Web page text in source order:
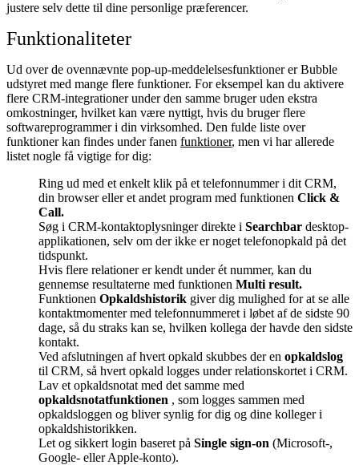
justere selv dette til dine personlige præferencer.
Funktionaliteter
Ud over de ovennævnte pop-up-meddelelsesfunktioner er Bubble
udstyret med mange flere funktioner. For eksempel kan du aktivere
flere CRM-integrationer under den samme bruger uden ekstra
omkostninger, hvilket kan være nyttigt, hvis du bruger flere
softwareprogrammer i din virksomhed. Den fulde liste over
funktioner kan findes under fanen funktioner, men vi har allerede
listet nogle få vigtige for dig:
Ring ud med et enkelt klik på et telefonnummer i dit CRM,
din browser eller et andet program med funktionen Click &
Call.
Søg i CRM-kontaktoplysninger direkte i Searchbar desktop-
applikationen, selv om der ikke er noget telefonopkald på det
tidspunkt.
Hvis flere relationer er kendt under ét nummer, kan du
gennemse resultaterne med funktionen Multi result.
Funktionen Opkaldshistorik giver dig mulighed for at se alle
kontaktmomenter med telefonnummeret i løbet af de sidste 90
dage, så du straks kan se, hvilken kollega der havde den sidste
kontakt.
Ved afslutningen af hvert opkald skubbes der en opkaldslog
til CRM, så hvert opkald logges under relationskortet i CRM.
Lav et opkaldsnotat med det samme med
opkaldsnotatfunktionen , som logges sammen med
opkaldsloggen og bliver synlig for dig og dine kolleger i
opkaldshistorikken.
Let og sikkert login baseret på Single sign-on (Microsoft-,
Google- eller Apple-konto).